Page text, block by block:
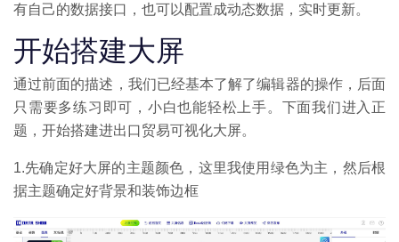
有自己的数据接口，也可以配置成动态数据，实时更新。
开始搭建大屏
通过前面的描述，我们已经基本了解了编辑器的操作，后面
只需要多练习即可，小白也能轻松上手。下面我们进入正
题，开始搭建进出口贸易可视化大屏。
1.先确定好大屏的主题颜色，这里我使用绿色为主，然后根
据主题确定好背景和装饰边框